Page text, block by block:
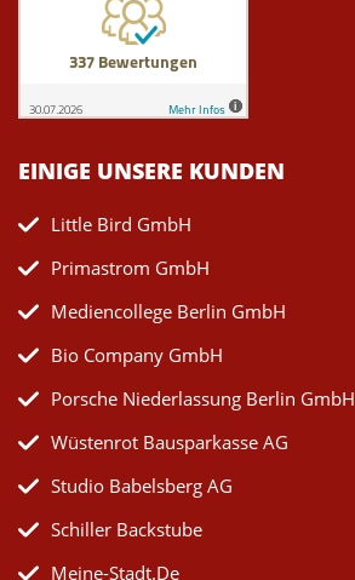
EINIGE UNSERE KUNDEN
Little Bird GmbH
Primastrom GmbH
Mediencollege Berlin GmbH
Bio Company GmbH
Porsche Niederlassung Berlin GmbH
Wüstenrot Bausparkasse AG
Studio Babelsberg AG
Schiller Backstube
Meine-Stadt.de